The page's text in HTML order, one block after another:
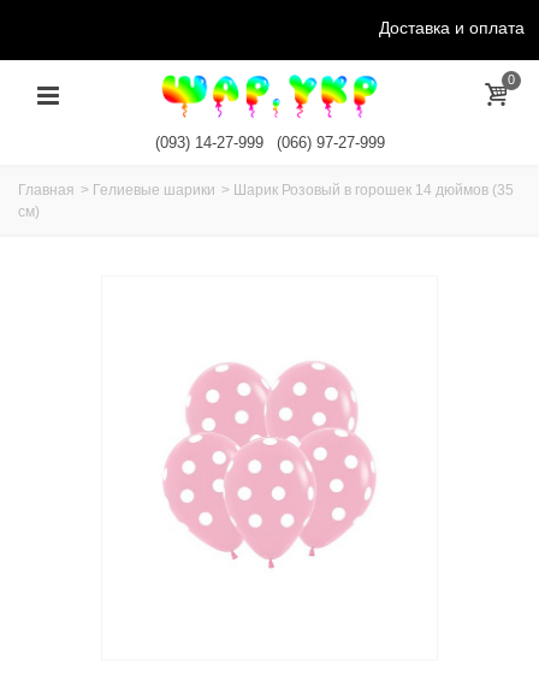
Доставка и оплата
0
(093) 14-27-999 (066) 97-27-999
Главная > Гелиевые шарики > Шарик Розовый в горошек 14 дюймов (35
см)